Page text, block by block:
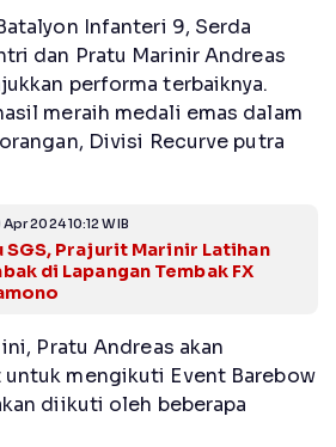
Infanteri 9, Serda
dan Pratu Marinir Andreas
performa terbaiknya.
meraih medali emas dalam
Divisi Recurve putra
2024 10:12 WIB
SGS, Prajurit Marinir Latihan
di Lapangan Tembak FX
Pratu Andreas akan
mengikuti Event Barebow
diikuti oleh beberapa